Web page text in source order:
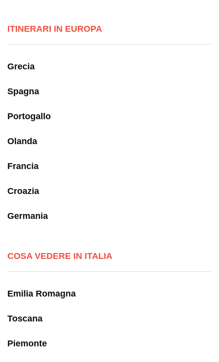
ITINERARI IN EUROPA
Grecia
Spagna
Portogallo
Olanda
Francia
Croazia
Germania
COSA VEDERE IN ITALIA
Emilia Romagna
Toscana
Piemonte